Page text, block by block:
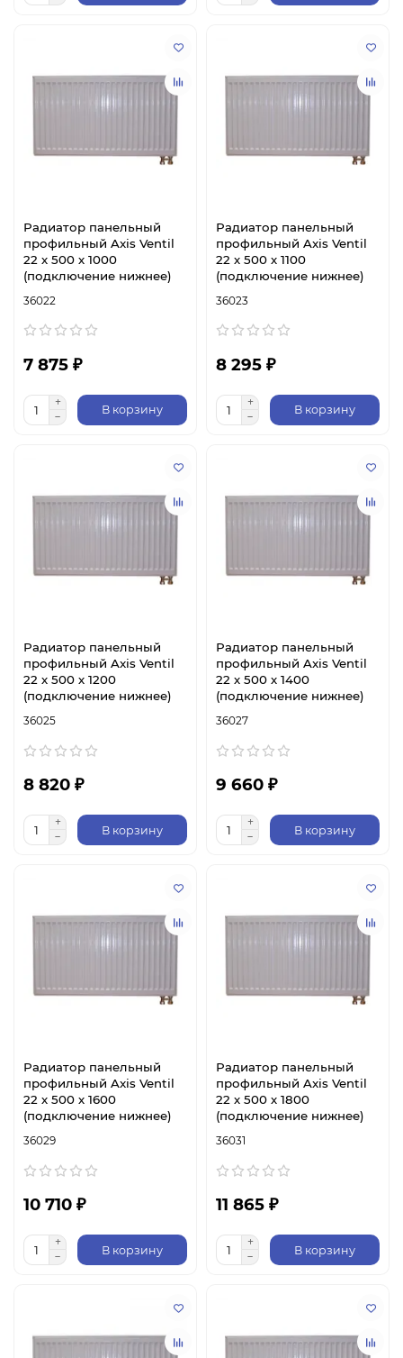
Радиатор панельный
профильный Axis Ventil
22 х 500 х 1000
(подключение нижнее)
36022
7 875 ₽
В корзину
Радиатор панельный
профильный Axis Ventil
22 х 500 х 1100
(подключение нижнее)
36023
8 295 ₽
В корзину
Радиатор панельный
профильный Axis Ventil
22 х 500 х 1200
(подключение нижнее)
36025
8 820 ₽
В корзину
Радиатор панельный
профильный Axis Ventil
22 х 500 х 1400
(подключение нижнее)
36027
9 660 ₽
В корзину
Радиатор панельный
профильный Axis Ventil
22 х 500 х 1600
(подключение нижнее)
36029
10 710 ₽
В корзину
Радиатор панельный
профильный Axis Ventil
22 х 500 х 1800
(подключение нижнее)
36031
11 865 ₽
В корзину